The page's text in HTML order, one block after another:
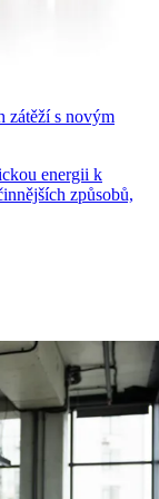
zátěží s novým
energii k
způsobů,